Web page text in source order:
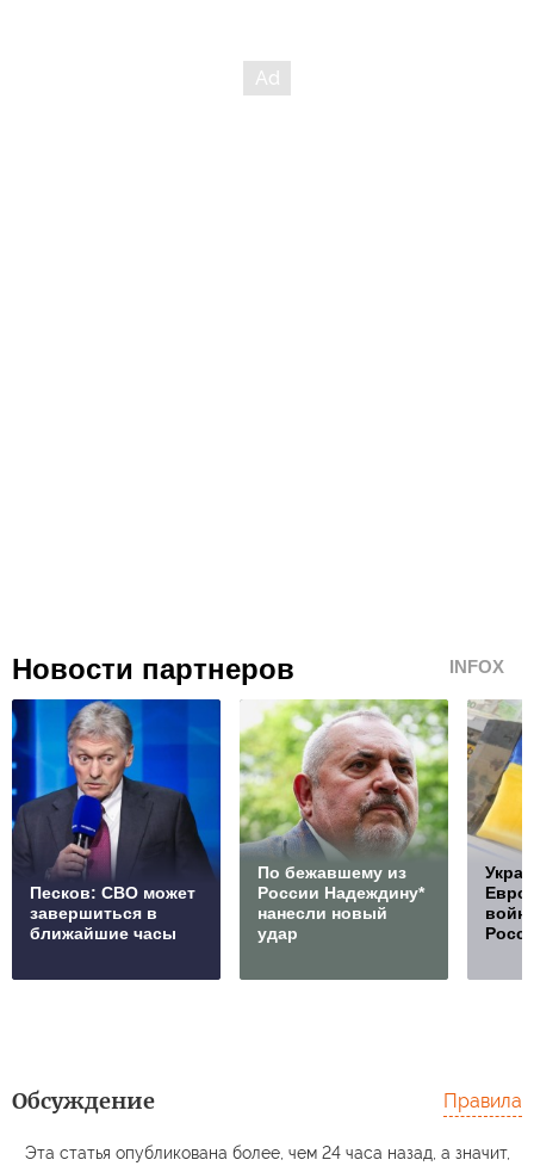
Новости партнеров INFOX
Песков: СВО может
завершиться в
ближайшие часы
По бежавшему из
России Надеждину*
нанесли новый
удар
Обсуждение Правила
Эта статья опубликована более, чем 24 часа назад, а значит,